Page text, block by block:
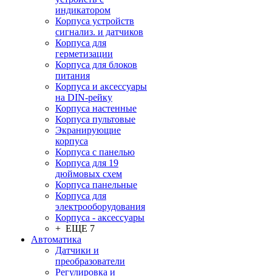
индикатором
Корпуса устройств
сигнализ. и датчиков
Корпуса для
герметизации
Корпуса для блоков
питания
Корпуса и аксессуары
на DIN-рейку
Корпуса настенные
Корпуса пультовые
Экранирующие
корпуса
Корпуса с панелью
Корпуса для 19
дюймовых схем
Корпуса панельные
Корпуса для
электрооборудования
Корпуса - аксессуары
+ ЕЩЕ 7
Автоматика
Датчики и
преобразователи
Регулировка и